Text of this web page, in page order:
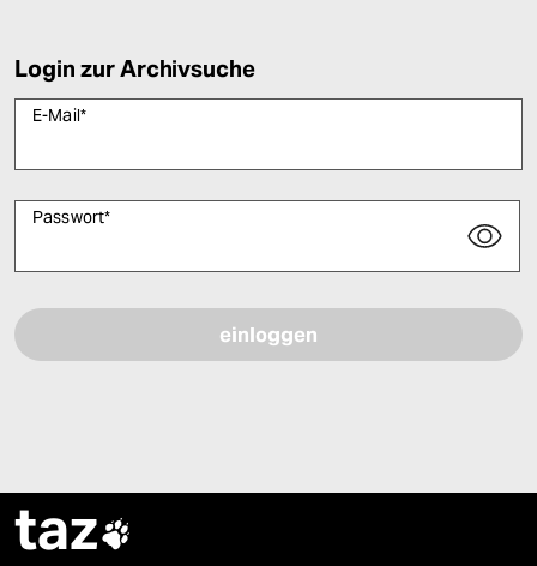
Login zur Archivsuche
E-Mail*
Passwort*
taz